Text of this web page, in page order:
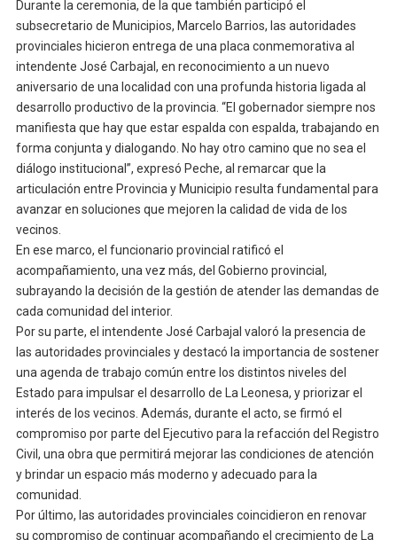
Durante la ceremonia, de la que también participó el
subsecretario de Municipios, Marcelo Barrios, las autoridades
provinciales hicieron entrega de una placa conmemorativa al
intendente José Carbajal, en reconocimiento a un nuevo
aniversario de una localidad con una profunda historia ligada al
desarrollo productivo de la provincia. “El gobernador siempre nos
manifiesta que hay que estar espalda con espalda, trabajando en
forma conjunta y dialogando. No hay otro camino que no sea el
diálogo institucional”, expresó Peche, al remarcar que la
articulación entre Provincia y Municipio resulta fundamental para
avanzar en soluciones que mejoren la calidad de vida de los
vecinos.
En ese marco, el funcionario provincial ratificó el
acompañamiento, una vez más, del Gobierno provincial,
subrayando la decisión de la gestión de atender las demandas de
cada comunidad del interior.
Por su parte, el intendente José Carbajal valoró la presencia de
las autoridades provinciales y destacó la importancia de sostener
una agenda de trabajo común entre los distintos niveles del
Estado para impulsar el desarrollo de La Leonesa, y priorizar el
interés de los vecinos. Además, durante el acto, se firmó el
compromiso por parte del Ejecutivo para la refacción del Registro
Civil, una obra que permitirá mejorar las condiciones de atención
y brindar un espacio más moderno у adecuado para la
comunidad.
Por último, las autoridades provinciales coincidieron en renovar
su compromiso de continuar acompañando el crecimiento de La